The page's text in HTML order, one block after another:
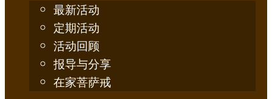
最新活动
定期活动
活动回顾
报导与分享
在家菩萨戒